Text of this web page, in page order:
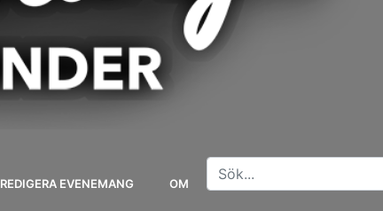
REDIGERA EVENEMANG OM